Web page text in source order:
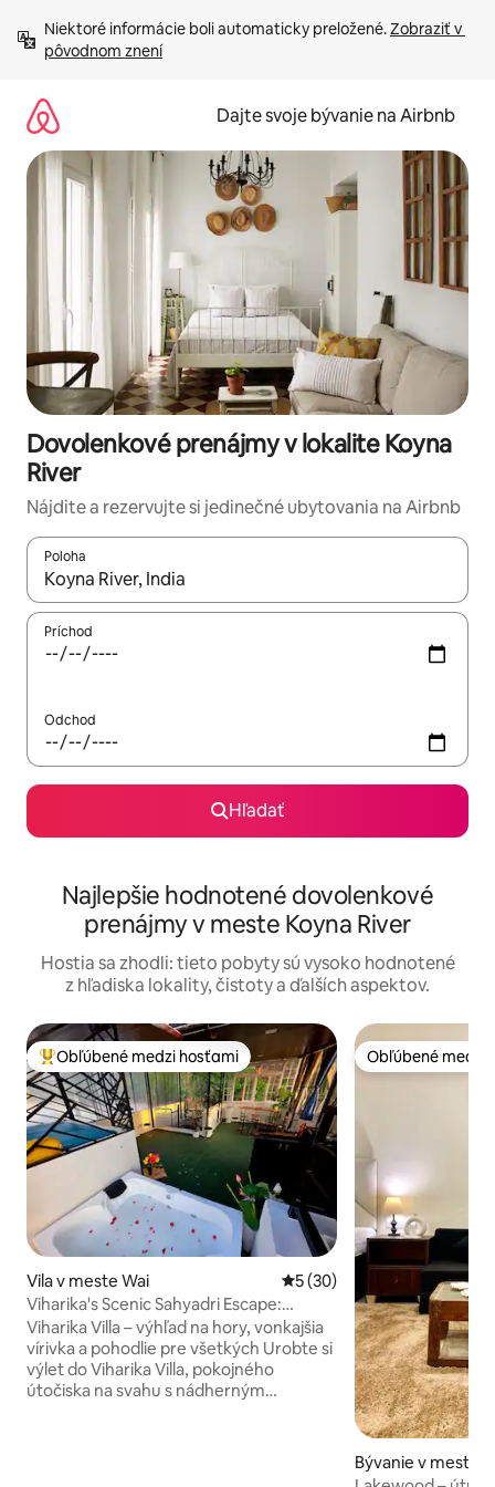
obsah.
Niektoré informácie boli automaticky preložené. Zobraziť v
pôvodnom znení
Dajte svoje bývanie na Airbnb
Dovolenkové prenájmy v lokalite Koyna
River
Nájdite a rezervujte si jedinečné ubytovania na Airbnb
Poloha
Keď budú výsledky k dispozícii, môžete si ich prechádzať
Príchod
Odchod
Hľadať
Najlepšie hodnotené dovolenkové
prenájmy v meste Koyna River
Hostia sa zhodli: tieto pobyty sú vysoko hodnotené
z hľadiska lokality, čistoty a ďalších aspektov.
Najobľúbenejšie medzi hosťami
Obľúbené medzi hosťami
Vila v meste Wai Priemerné ohodnotenie 5
5 (30)
Viharika's Scenic Sahyadri Escape:
vonkajšia vírivka
Viharika Villa – výhľad na hory, vonkajšia
vírivka a pohodlie pre všetkých Urobte si
výlet do Viharika Villa, pokojného
útočiska na svahu s nádherným
Obľúbené medzi
Obľúbené medzi
Bývanie v meste